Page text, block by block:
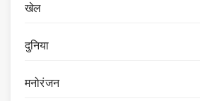
खेल
दुनिया
मनोरंजन